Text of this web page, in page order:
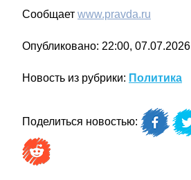
Сообщает www.pravda.ru
Опубликовано: 22:00, 07.07.2026
Новость из рубрики: Политика
Поделиться новостью: